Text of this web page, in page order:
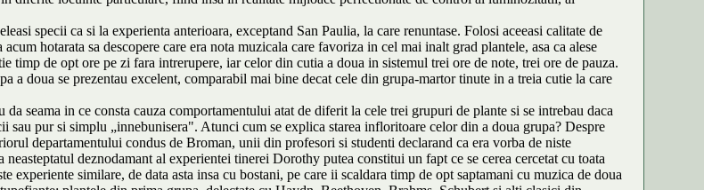
specii ca si la experienta anterioara, exceptand San Paulia, la care renuntase. Folosi aceeasi calitate de
hotarata sa descopere care era nota muzicala care favoriza in cel mai inalt grad plantele, asa ca alese
timp de opt ore pe zi fara intrerupere, iar celor din cutia a doua in sistemul trei ore de note, trei ore de pauza.
a doua se prezentau excelent, comparabil mai bine decat cele din grupa-martor tinute in a treia cutie la care
seama in ce consta cauza comportamentului atat de diferit la cele trei grupuri de plante si se intrebau daca
pur si simplu „innebunisera". Atunci cum se explica starea infloritoare celor din a doua grupa? Despre
departamentului condus de Broman, unii din profesori si studenti declarand ca era vorba de niste
deznodamant al experientei tinerei Dorothy putea constitui un fapt ce se cerea cercetat cu toata
similare, de data asta insa cu bostani, pe care ii scaldara timp de opt saptamani cu muzica de doua